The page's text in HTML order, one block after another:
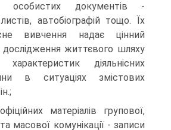
особистих документів -
автобіографій тощо. Їх
вивчення надає цінний
дослідження життєвого шляху
характеристик діяльнісних
в ситуаціях змістових
матеріалів групової,
масової комунікації - записи